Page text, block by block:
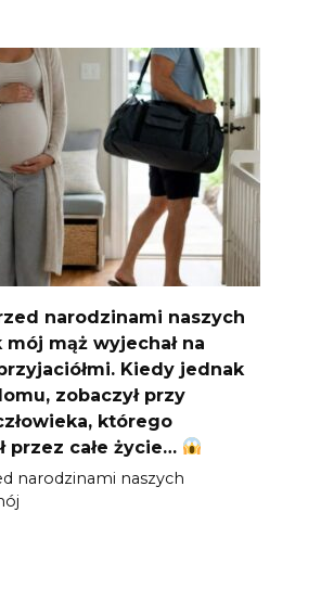
narodzinami naszych
mąż wyjechał na
Kiedy jednak
zobaczył przy
którego
przez całe życie…
narodzinami naszych